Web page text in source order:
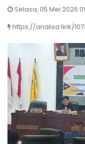
Selasa, 05 Mei 2026
https://analisa.link/